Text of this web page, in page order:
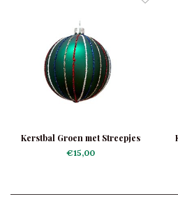
Kerstbal Groen met Streepjes
€15,00